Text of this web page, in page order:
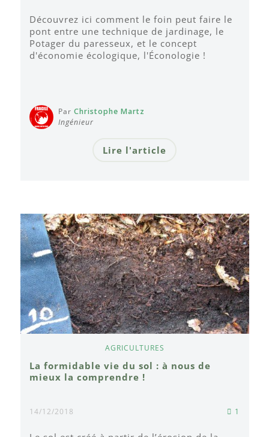
Découvrez ici comment le foin peut faire le
pont entre une technique de jardinage, le
Potager du paresseux, et le concept
d'économie écologique, l'Éconologie !
Par Christophe Martz
Ingénieur
Lire l'article
AGRICULTURES
La formidable vie du sol : à nous de
mieux la comprendre !
14/12/2018 1